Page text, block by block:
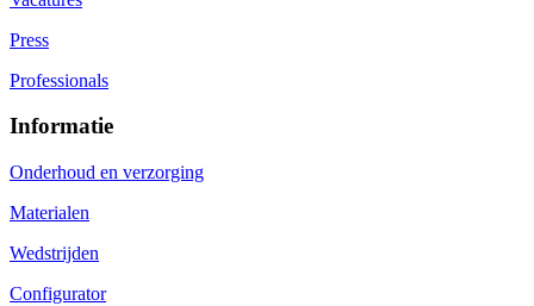
Press
Professionals
Informatie
Onderhoud en verzorging
Materialen
Wedstrijden
Configurator